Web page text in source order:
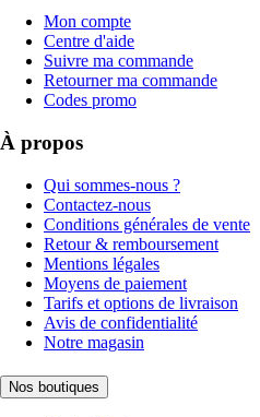
Mon compte
Centre d'aide
Suivre ma commande
Retourner ma commande
Codes promo
À propos
Qui sommes-nous ?
Contactez-nous
Conditions générales de vente
Retour & remboursement
Mentions légales
Moyens de paiement
Tarifs et options de livraison
Avis de confidentialité
Notre magasin
Nos boutiques